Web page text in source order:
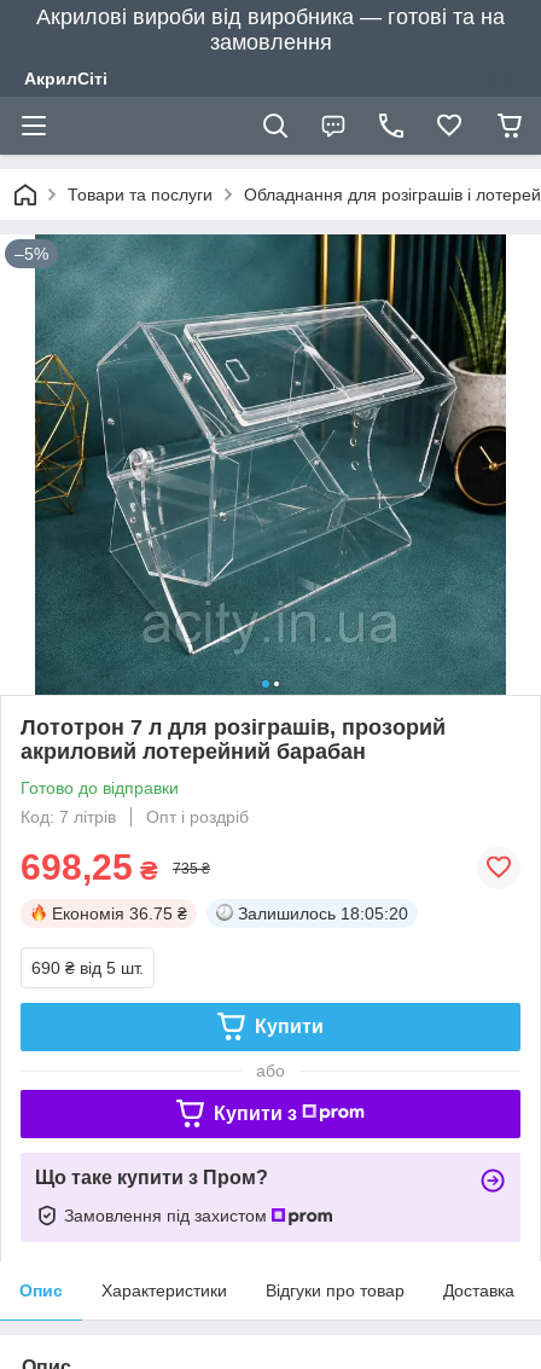
Акрилові вироби від виробника — готові та на
замовлення
АкрилСіті
Товари та послуги Обладнання для розіграшів і лотерей
–5%
Лототрон 7 л для розіграшів, прозорий
акриловий лотерейний барабан
Готово до відправки
Код: 7 літрів
Опт і роздріб
698,25 ₴ 735 ₴
Економія 36.75 ₴ Залишилось 18:05:19
690 ₴ від 5 шт.
Купити
або
Купити з
Що таке купити з Пром?
Замовлення під захистом
Опис Характеристики Відгуки про товар Доставка